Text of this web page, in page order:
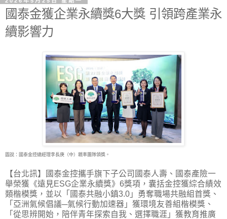
國泰金獲企業永續獎6大獎 引領跨產業永
續影響力
圖說：國泰金控總經理李長庚（中）親率團隊領獎。
【台北訊】國泰金控攜手旗下子公司國泰人壽、國泰產險一
舉榮獲《遠見ESG企業永續獎》6獎項，囊括金控獲綜合績效
類楷模獎，並以「國泰共融小鎮3.0」勇奪職場共融組首獎、
「亞洲氣候倡議─氣候行動加速器」獲環境友善組楷模獎、
「從思辨開始，陪伴青年探索自我、選擇職涯」獲教育推廣